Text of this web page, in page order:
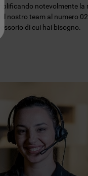
notevolmente la
nostro team al numero
di cui hai bisogno.